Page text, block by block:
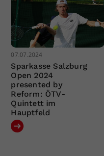
07.07.2024
Sparkasse Salzburg
Open 2024
presented by
Reform: ÖTV-
Quintett im
Hauptfeld